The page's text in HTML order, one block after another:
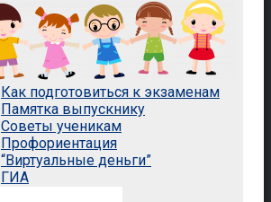
Как подготовиться к экзаменам
Памятка выпускнику
Советы ученикам
Профориентация
“Виртуальные деньги”
ГИА